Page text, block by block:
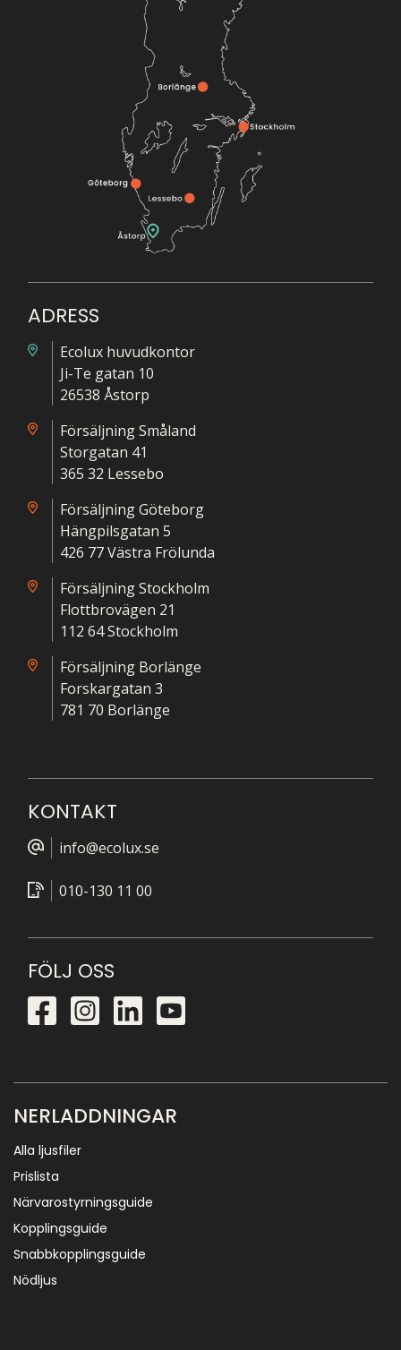
ADRESS
Ecolux huvudkontor
Ji-Te gatan 10
26538 Åstorp
Försäljning Småland
Storgatan 41
365 32 Lessebo
Försäljning Göteborg
Hängpilsgatan 5
426 77 Västra Frölunda
Försäljning Stockholm
Flottbrovägen 21
112 64 Stockholm
Försäljning Borlänge
Forskargatan 3
781 70 Borlänge
KONTAKT
info@ecolux.se
010-130 11 00
FÖLJ OSS
NERLADDNINGAR
Alla ljusfiler
Prislista
Närvarostyrningsguide
Kopplingsguide
Snabbkopplingsguide
Nödljus